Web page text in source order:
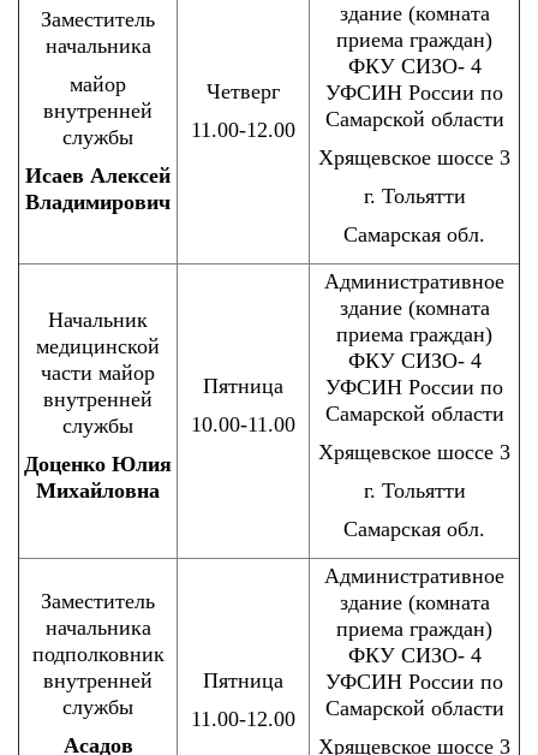
Заместитель
начальника
майор
внутренней
службы
Исаев Алексей
Владимирович
Четверг
11.00-12.00
здание (комната
приема граждан)
ФКУ СИЗО- 4
УФСИН России по
Самарской области
Хрящевское шоссе 3
г. Тольятти
Самарская обл.
Начальник
медицинской
части майор
внутренней
службы
Доценко Юлия
Михайловна
Пятница
10.00-11.00
Административное
здание (комната
приема граждан)
ФКУ СИЗО- 4
УФСИН России по
Самарской области
Хрящевское шоссе 3
г. Тольятти
Самарская обл.
Заместитель
начальника
подполковник
внутренней
службы
Асадов
Пятница
11.00-12.00
Административное
здание (комната
приема граждан)
ФКУ СИЗО- 4
УФСИН России по
Самарской области
Хрящевское шоссе 3